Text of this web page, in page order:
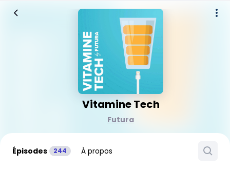
Vitamine Tech
Futura
Épisodes 244 À propos